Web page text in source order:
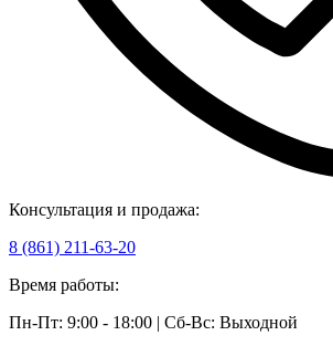
Консультация и продажа:
8 (861) 211-63-20
Время работы:
Пн-Пт: 9:00 - 18:00 | Сб-Вс: Выходной